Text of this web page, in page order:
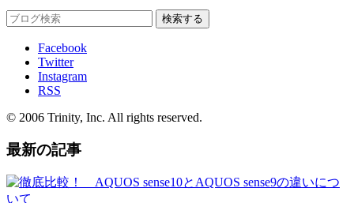
Facebook
Twitter
Instagram
RSS
© 2006 Trinity, Inc. All rights reserved.
最新の記事